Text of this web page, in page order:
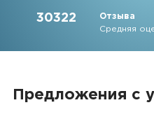
30322
Отзыва
Средняя
Предложения с